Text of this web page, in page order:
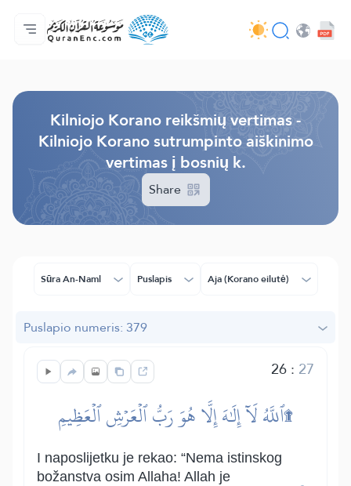
Pagrindinis
Vertimų turinys
Audio
Programuotojų paslaugos - API
Apie projektą
Susisiekite su mumis
Kalba
Kilniojo Korano reikšmių vertimas -
Kilniojo Korano sutrumpinto aiškinimo
vertimas į bosnių k.
Share
Sūra An-Naml Puslapis Aja (Korano eilutė)
Puslapio numeris: 379
26: 27
ٱللَّهُ لَآ إِلَٰهَ إِلَّا هُوَ رَبُّ ٱلۡعَرۡشِ ٱلۡعَظِيمِ۩
I naposlijetku je rekao: “Nema istinskog
božanstva osim Allaha! Allah je